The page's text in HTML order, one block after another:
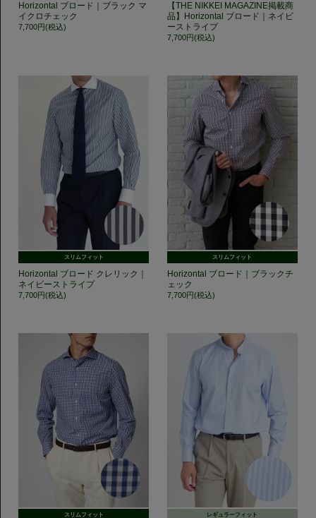
Horizontal ブロード｜ブラック マ
イクロチェック
7,700円(税込)
【THE NIKKEI MAGAZINE掲載商
品】Horizontal ブロード｜ネイビ
ーストライプ
7,700円(税込)
スリムフィット
Horizontal ブロード クレリック｜
ネイビーストライプ
7,700円(税込)
スリムフィット
Horizontal ブロード｜ブラックチ
ェック
7,700円(税込)
スリムフィット レギュラーフィット